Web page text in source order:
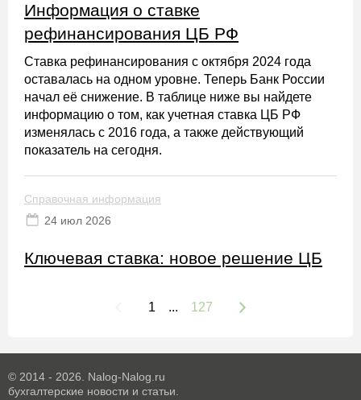
Информация о ставке
рефинансирования ЦБ РФ
Ставка рефинансирования с октября 2024 года
оставалась на одном уровне. Теперь Банк России
начал её снижение. В таблице ниже вы найдете
информацию о том, как учетная ставка ЦБ РФ
изменялась с 2016 года, а также действующий
показатель на сегодня.
Справочная информация
24 июл 2026
Ключевая ставка: новое решение ЦБ
1 ... 127
© 2014 - 2026. Nalog-Nalog.ru
бухгалтерские новости и статьи.